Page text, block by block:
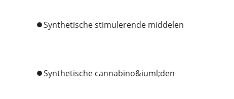
⏺️Synthetische stimulerende middelen
⏺️Synthetische cannabino&iuml;den